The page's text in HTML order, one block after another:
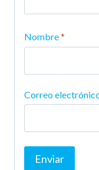
Nombre*
Correo